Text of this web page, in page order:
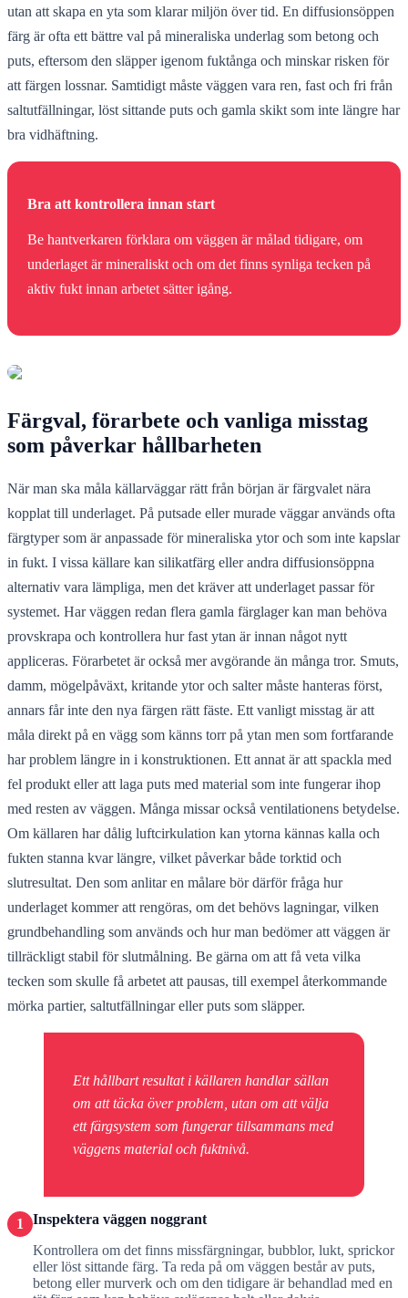
utan att skapa en yta som klarar miljön över tid. En diffusionsöppen
färg är ofta ett bättre val på mineraliska underlag som betong och
puts, eftersom den släpper igenom fuktånga och minskar risken för
att färgen lossnar. Samtidigt måste väggen vara ren, fast och fri från
saltutfällningar, löst sittande puts och gamla skikt som inte längre har
bra vidhäftning.
Bra att kontrollera innan start
Be hantverkaren förklara om väggen är målad tidigare, om
underlaget är mineraliskt och om det finns synliga tecken på
aktiv fukt innan arbetet sätter igång.
Färgval, förarbete och vanliga misstag
som påverkar hållbarheten
När man ska måla källarväggar rätt från början är färgvalet nära
kopplat till underlaget. På putsade eller murade väggar används ofta
färgtyper som är anpassade för mineraliska ytor och som inte kapslar
in fukt. I vissa källare kan silikatfärg eller andra diffusionsöppna
alternativ vara lämpliga, men det kräver att underlaget passar för
systemet. Har väggen redan flera gamla färglager kan man behöva
provskrapa och kontrollera hur fast ytan är innan något nytt
appliceras. Förarbetet är också mer avgörande än många tror. Smuts,
damm, mögelpåväxt, kritande ytor och salter måste hanteras först,
annars får inte den nya färgen rätt fäste. Ett vanligt misstag är att
måla direkt på en vägg som känns torr på ytan men som fortfarande
har problem längre in i konstruktionen. Ett annat är att spackla med
fel produkt eller att laga puts med material som inte fungerar ihop
med resten av väggen. Många missar också ventilationens betydelse.
Om källaren har dålig luftcirkulation kan ytorna kännas kalla och
fukten stanna kvar längre, vilket påverkar både torktid och
slutresultat. Den som anlitar en målare bör därför fråga hur
underlaget kommer att rengöras, om det behövs lagningar, vilken
grundbehandling som används och hur man bedömer att väggen är
tillräckligt stabil för slutmålning. Be gärna om att få veta vilka
tecken som skulle få arbetet att pausas, till exempel återkommande
mörka partier, saltutfällningar eller puts som släpper.
Ett hållbart resultat i källaren handlar sällan
om att täcka över problem, utan om att välja
ett färgsystem som fungerar tillsammans med
väggens material och fuktnivå.
1
Inspektera väggen noggrant
Kontrollera om det finns missfärgningar, bubblor, lukt, sprickor
eller löst sittande färg. Ta reda på om väggen består av puts,
betong eller murverk och om den tidigare är behandlad med en